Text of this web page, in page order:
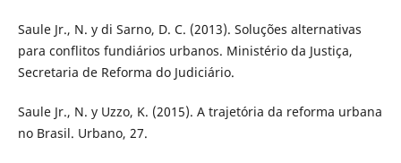
Saule Jr., N. y di Sarno, D. C. (2013). Soluções alternativas
para conflitos fundiários urbanos. Ministério da Justiça,
Secretaria de Reforma do Judiciário.
Saule Jr., N. y Uzzo, K. (2015). A trajetória da reforma urbana
no Brasil. Urbano, 27.